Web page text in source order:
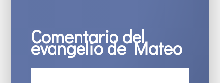
Comentario del
evangelio de Mateo